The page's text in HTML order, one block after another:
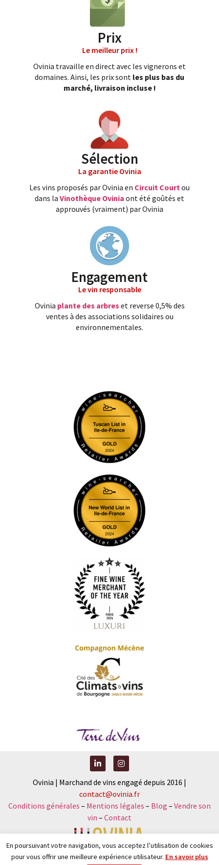
Prix
Le meilleur prix !
Ovinia travaille en direct avec les vignerons et
domaines. Ainsi, les prix sont les plus bas du
marché, livraison incluse !
Sélection
La garantie Ovinia
Les vins proposés par Ovinia en Circuit Court ou
dans la Vinothèque Ovinia ont été goûtés et
approuvés (vraiment) par Ovinia
Engagement
Le vin responsable
Ovinia plante des arbres et reverse 0,5% des
ventes à des associations solidaires ou
environnementales.
Ovinia | Marchand de vins engagé depuis 2016 |
contact@ovinia.fr
Conditions générales – Mentions légales – Blog – Vendre son
vin – Contact
Nouveau : faîtes votre diagnostic vinicole et recevez votre
En poursuivant votre navigation, vous acceptez l’utilisation de cookies
pour vous offrir une meilleure expérience utilisateur. En savoir plus